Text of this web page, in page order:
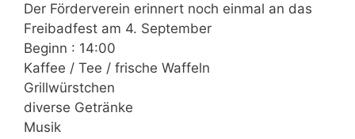
Der Förderverein erinnert noch einmal an das
Freibadfest am 4. September
Beginn : 14:00
Kaffee / Tee / frische Waffeln
Grillwürstchen
diverse Getränke
Musik